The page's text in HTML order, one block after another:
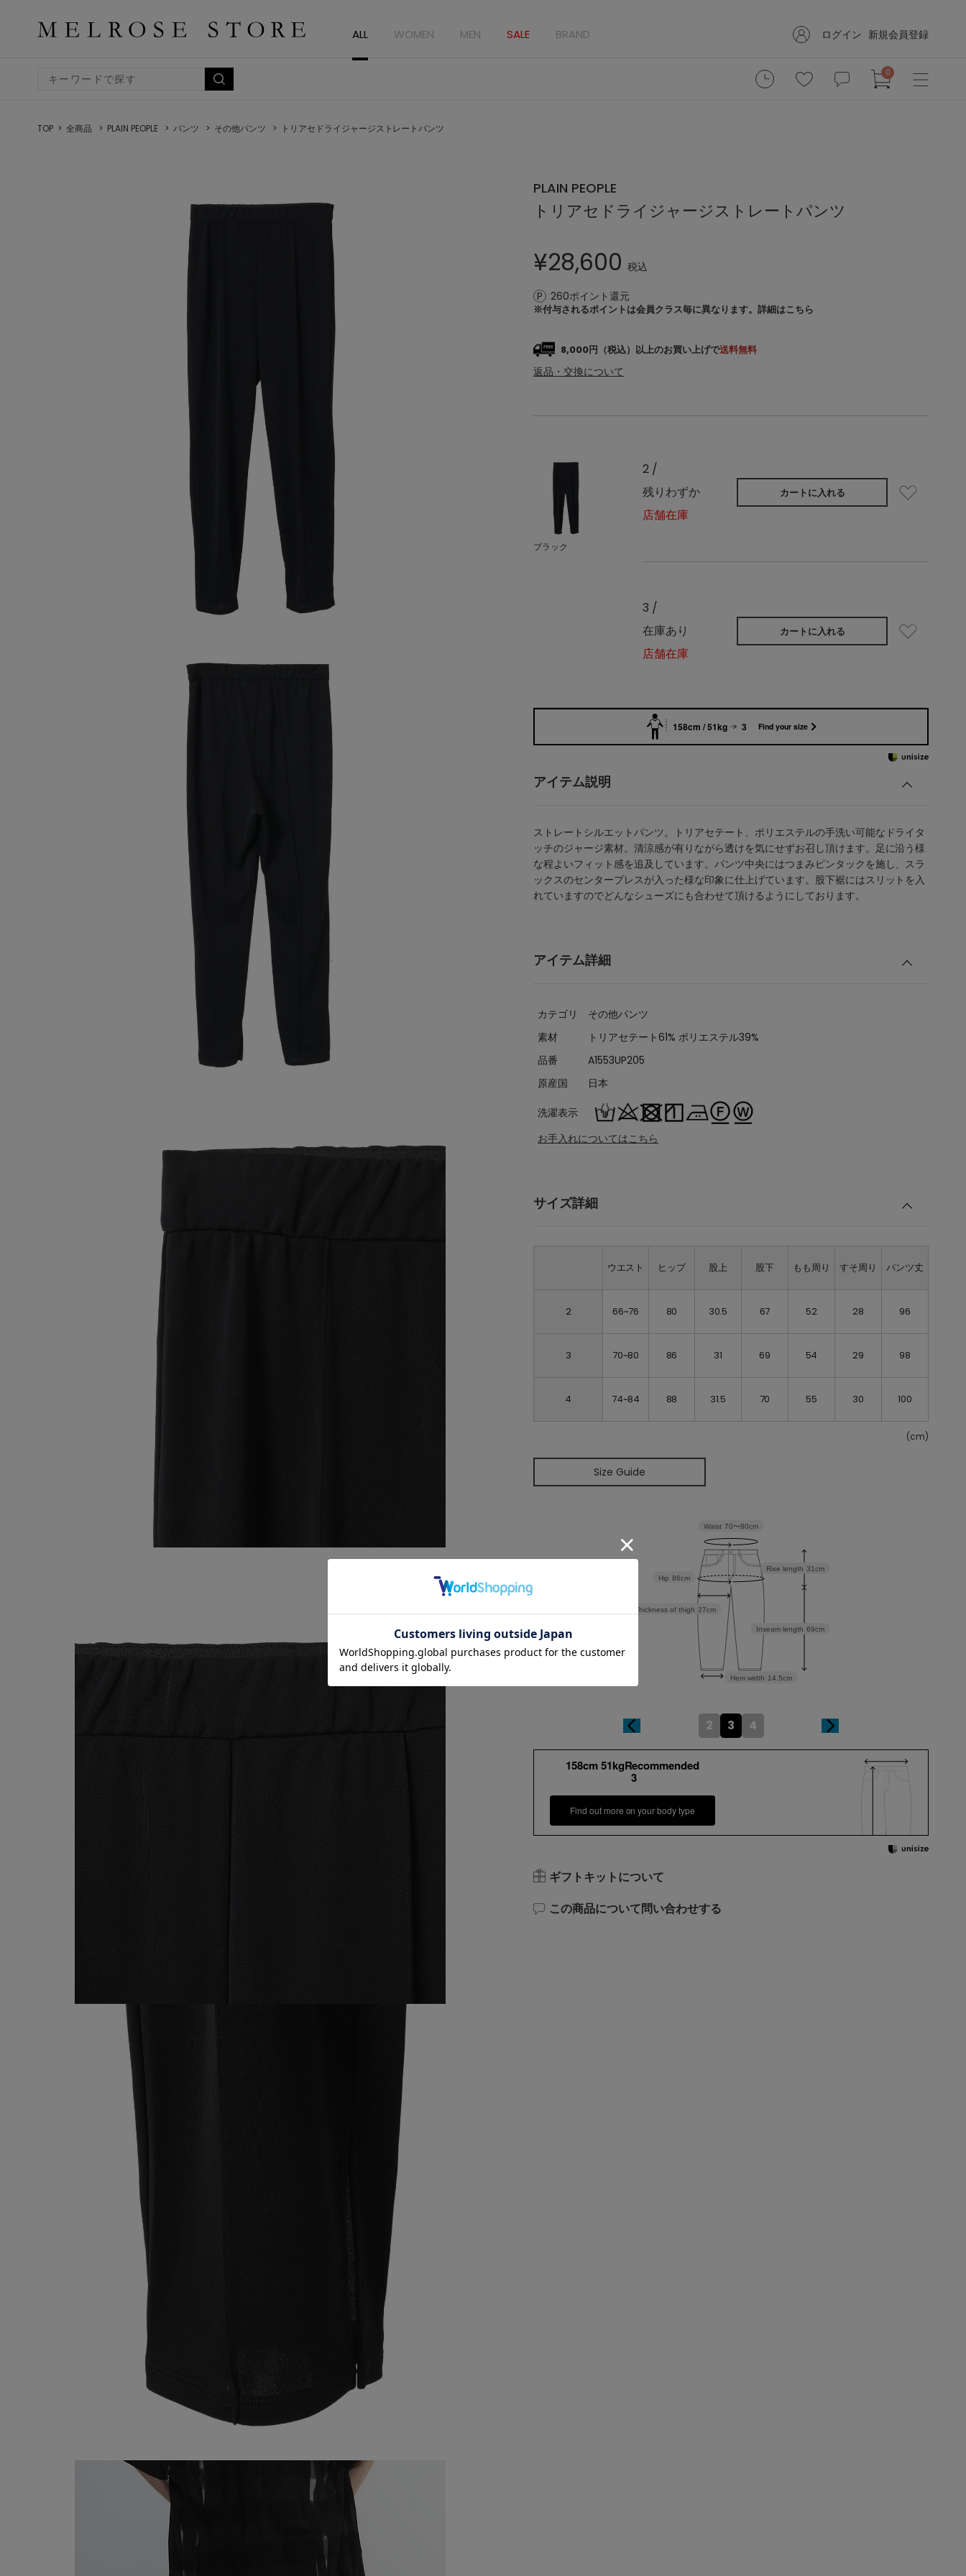
ALL WOMEN MEN SALE BRAND ログイン 新規会員登録
0
TOP 全商品 PLAIN PEOPLE パンツ その他パンツ トリアセドライジャージストレートパンツ
PLAIN PEOPLE
トリアセドライジャージストレートパンツ
¥28,600 税込
260ポイント還元
※付与されるポイントは会員クラス毎に異なります。 詳細はこちら
8,000円（税込）以上のお買い上げで送料無料
返品・交換について
ブラック
2 /
残りわずか
店舗在庫
カートに入れる
3 /
在庫あり
店舗在庫
カートに入れる
158cm / 51kg 3 Find your size
アイテム説明
ストレートシルエットパンツ。トリアセテート、ポリエステルの手洗い可能なドライタ
ッチのジャージ素材。清涼感が有りながら透けを気にせずお召し頂けます。足に沿う様
な程よいフィット感を追及しています。パンツ中央にはつまみピンタックを施し、スラ
ックスのセンタープレスが入った様な印象に仕上げています。股下裾にはスリットを入
れていますのでどんなシューズにも合わせて頂けるようにしております。
アイテム詳細
カテゴリ
その他パンツ
素材
トリアセテート61% ポリエステル39%
品番
A1553UP205
原産国
日本
洗濯表示
お手入れについてはこちら
サイズ詳細
ウエスト ヒップ 股上 股下 もも周り すそ周り パンツ丈
2 66~76 80 30.5 67 52 28 96
3 70~80 86 31 69 54 29 98
4 74~84 88 31.5 70 55 30 100
(cm)
Size Guide
Inseam length 69cm
Rise length 31cm
Hem width 14.5cm
Thickness of thigh 27cm
Hip 86cm
Waist 70〜80cm
2 3 4
158cm 51kgRecommended
3
Find out more on your body type
ギフトキットについて
この商品について問い合わせする